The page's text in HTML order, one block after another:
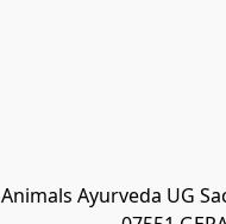
Animals Ayurveda UG